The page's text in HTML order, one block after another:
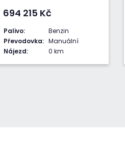
694 215 Kč
Palivo:
Benzin
Převodovka: Manuální
Nájezd:
0 km